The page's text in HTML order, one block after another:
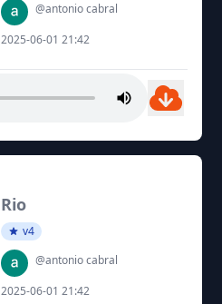
@antonio cabral
2025-06-01 21:42
Rio
v4
@antonio cabral
2025-06-01 21:42